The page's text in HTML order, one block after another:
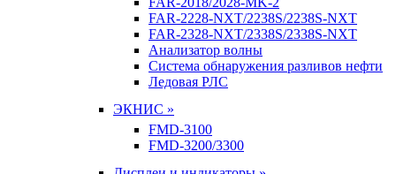
FAR-2228-NXT/2238S/2238S-NXT
FAR-2328-NXT/2338S/2338S-NXT
Анализатор волны
Система обнаружения разливов нефти
Ледовая РЛС
ЭКНИС »
FMD-3100
FMD-3200/3300